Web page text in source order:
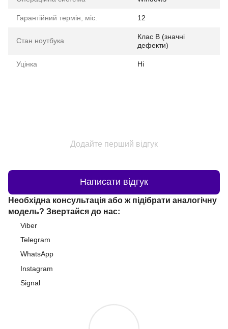
Гарантійний термін, міс. 12
Стан ноутбука
Клас B (значні
дефекти)
Уцінка Ні
Додайте перший відгук
Написати відгук
Необхідна консультація або ж підібрати аналогічну
модель? Звертайся до нас:
Viber
Telegram
WhatsApp
Instagram
Signal